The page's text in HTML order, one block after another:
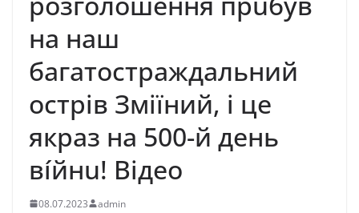
на наш
багатостраждальний
острів Зміїний, і це
якраз на 500-й день
вíйнu! Відео
08.07.2023 admin